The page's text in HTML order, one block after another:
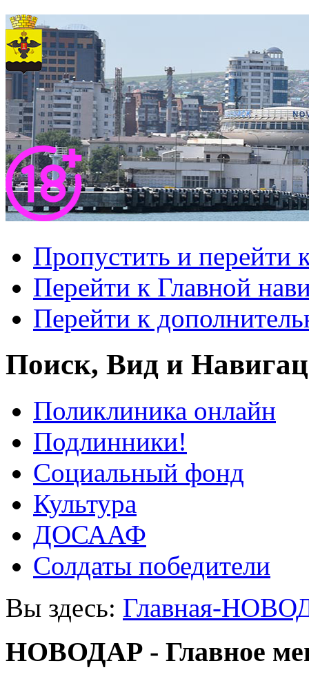
Пропустить и перейти
Перейти к Главной
Перейти к
Поиск, Вид и
Поликлиника онлайн
Подлинники!
Социальный фонд
Культура
ДОСААФ
Солдаты победители
Вы здесь: Главная-
НОВОДАР - Главное